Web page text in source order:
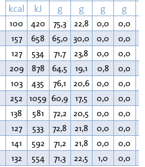
kcal kJ g g g g
100 420 75,3 22,8 0,0 0,0
157 658 65,0 30,0 0,0 0,0
127 534 71,7 23,8 0,0 0,0
209 878 64,5 19,1 0,8 0,0
103 435 76,1 20,6 0,0 0,0
252 1059 60,9 17,5 0,0 0,0
138 581 72,2 20,5 0,0 0,0
127 533 72,8 21,8 0,0 0,0
141 592 71,2 21,8 0,0 0,0
132 554 71,3 22,5 1,0 0,0